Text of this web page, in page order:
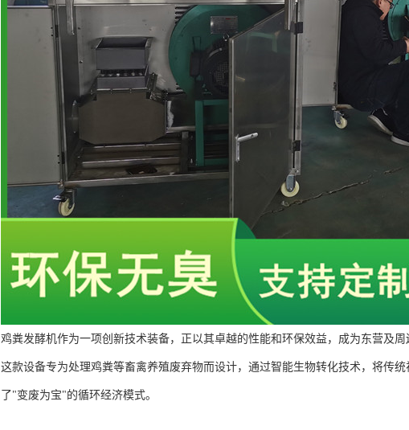
鸡粪发酵机作为一项创新技术装备，正以其卓越的性能和环保效益，成为东营及周
这款设备专为处理鸡粪等畜禽养殖废弃物而设计，通过智能生物转化技术，将传
了"变废为宝"的循环经济模式。